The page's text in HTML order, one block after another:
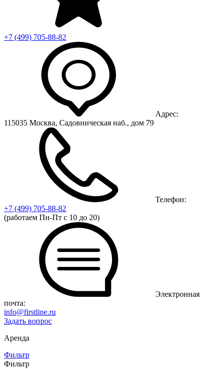
+7 (499) 705-88-82
Адрес:
115035 Москва, Садовническая наб., дом 79
Телефон:
+7 (499) 705-88-82
(работаем Пн-Пт с 10 до 20)
Электронная
почта:
info@firstline.ru
Задать вопрос
Аренда
Фильтр
Фильтр